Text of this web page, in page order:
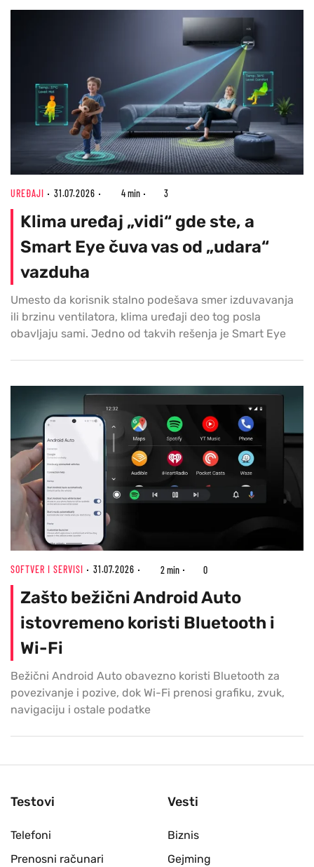
UREĐAJI 31.07.2026 4 min 3
Klima uređaj „vidi“ gde ste, a
Smart Eye čuva vas od „udara“
vazduha
Umesto da korisnik stalno podešava smer izduvavanja
ili brzinu ventilatora, klima uređaji deo tog posla
obavljaju sami. Jedno od takvih rešenja je Smart Eye
SOFTVER I SERVISI 31.07.2026 2 min 0
Zašto bežični Android Auto
istovremeno koristi Bluetooth i
Wi-Fi
Bežični Android Auto obavezno koristi Bluetooth za
povezivanje i pozive, dok Wi-Fi prenosi grafiku, zvuk,
navigaciju i ostale podatke
Testovi
Telefoni
Prenosni računari
Vesti
Biznis
Gejming